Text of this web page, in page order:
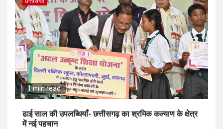
1 min read
ढाई साल की उपलब्धियाँ- छत्तीसगढ़ का श्रमिक कल्याण के क्षेत्र
में नई पहचान